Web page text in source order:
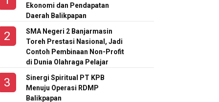
dan Donasi Buku untuk Anak-anak di Ring-1 Kilang
PLN dan Komisi XII DPR RI Perkuat Sinergi Perluas Akses Listrik di
Ekonomi dan Pendapatan
Daerah Balikpapan
SMA Negeri 2 Banjarmasin
Toreh Prestasi Nasional, Jadi
Contoh Pembinaan Non-Profit
di Dunia Olahraga Pelajar
Sinergi Spiritual PT KPB
Menuju Operasi RDMP
Balikpapan